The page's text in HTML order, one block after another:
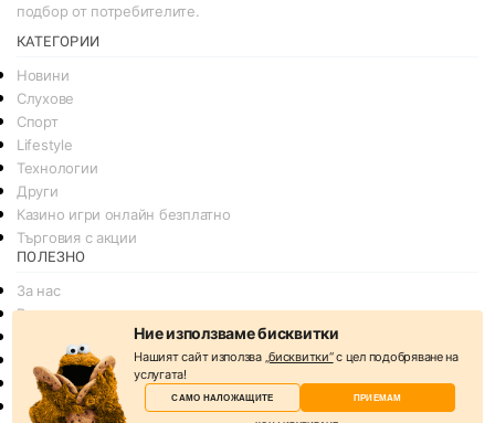
подбор от потребителите.
КАТЕГОРИИ
Новини
Слухове
Спорт
Lifestyle
Технологии
Други
Казино игри онлайн безплатно
Търговия с акции
ПОЛЕЗНО
За нас
Реклама
Условия за споделяне
Политика за поверителснот
Политика на Бисквитките
Ние използваме бисквитки
Нашият сайт използва „бисквитки“с цел подобряване на
услугата!
САМО НАЛОЖАЩИТЕ ПРИЕМАМ